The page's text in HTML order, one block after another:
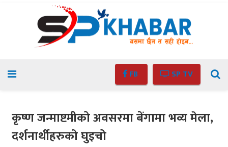
FB SP TV
कृष्ण जन्माष्टमीको अवसरमा बेंगामा भव्य मेला,
दर्शनार्थीहरुको घुइचो